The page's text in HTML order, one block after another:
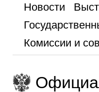
Новости
Комиссии и